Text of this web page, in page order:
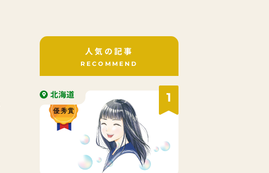
人気の記事
RECOMMEND
1
北海道